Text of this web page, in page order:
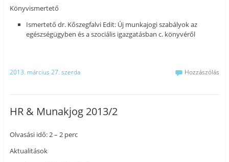
Könyvismertető
Ismertető dr. Kőszegfalvi Edit: Új munkajogi szabályok az
egészségügyben és a szociális igazgatásban c. könyvéről
2013. március 27. szerda Hozzászólás
HR & Munakjog 2013/2
Olvasási idő: 2 – 2 perc
Aktualitások